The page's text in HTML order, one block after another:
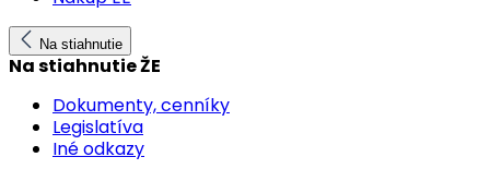
Na stiahnutie
Na stiahnutie ŽE
Dokumenty, cenníky
Legislatíva
Iné odkazy